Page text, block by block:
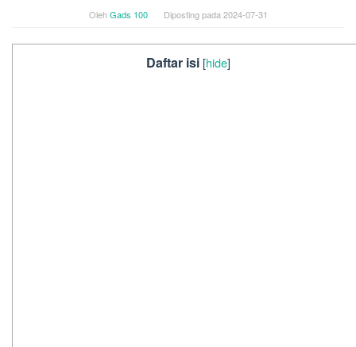
OlehGads 100 Diposting pada 2024-07-31
Daftar isi [hide]